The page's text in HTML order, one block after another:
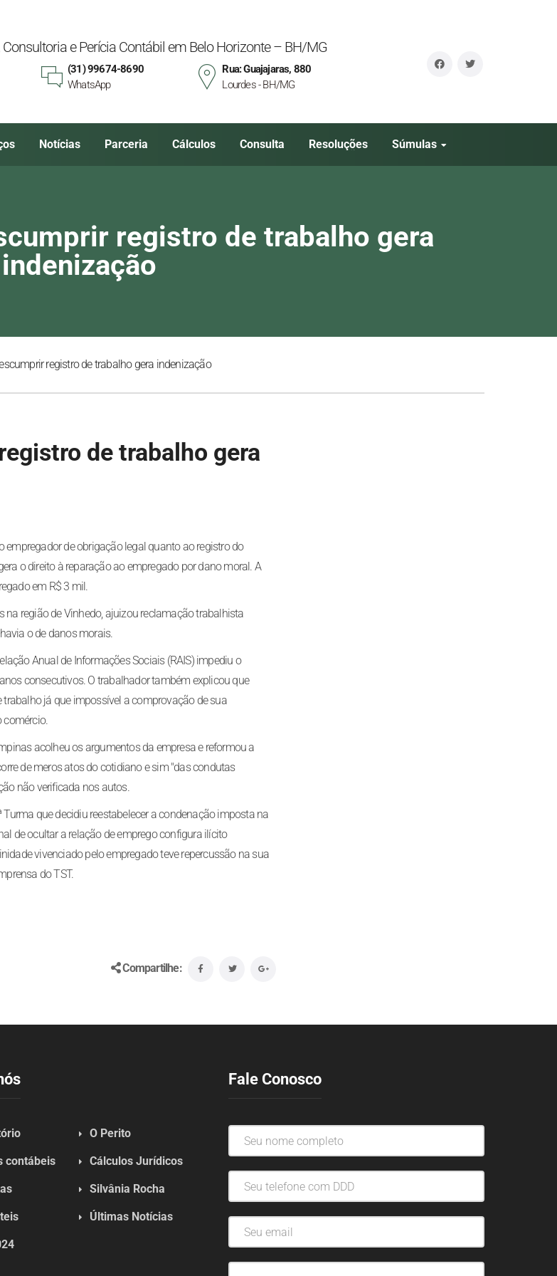
e Perícia Contábil em Belo Horizonte – BH/MG
(31) 99674-8690
WhatsApp
Rua: Guajajaras, 880
Lourdes - BH/MG
Notícias Parceria Cálculos Consulta Resoluções Súmulas
registro de trabalho gera
indenização
registro de trabalho gera indenização
de trabalho gera
empregador de obrigação legal quanto ao registro do
o direito à reparação ao empregado por dano moral. A
em R$ 3 mil.
região de Vinhedo, ajuizou reclamação trabalhista
o de danos morais.
Anual de Informações Sociais (RAIS) impediu o
consecutivos. O trabalhador também explicou que
já que impossível a comprovação de sua
comércio.
acolheu os argumentos da empresa e reformou a
de meros atos do cotidiano e sim "das condutas
não verificada nos autos.
que decidiu reestabelecer a condenação imposta na
de ocultar a relação de emprego configura ilícito
vivenciado pelo empregado teve repercussão na sua
do TST.
Compartilhe:
O Perito
contábeis Cálculos Jurídicos
Silvânia Rocha
Últimas Notícias
Fale Conosco